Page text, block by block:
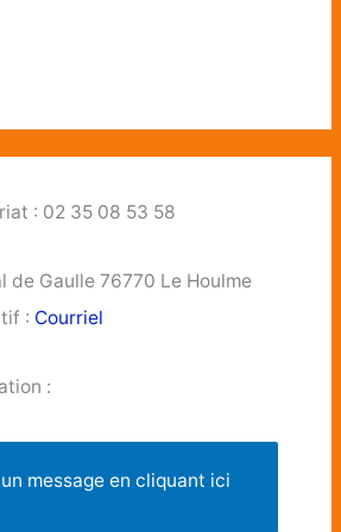
: 02 35 08 53 58
de Gaulle 76770 Le Houlme
: Courriel
:
message en cliquant ici